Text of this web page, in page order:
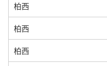
柏西
柏西
柏西